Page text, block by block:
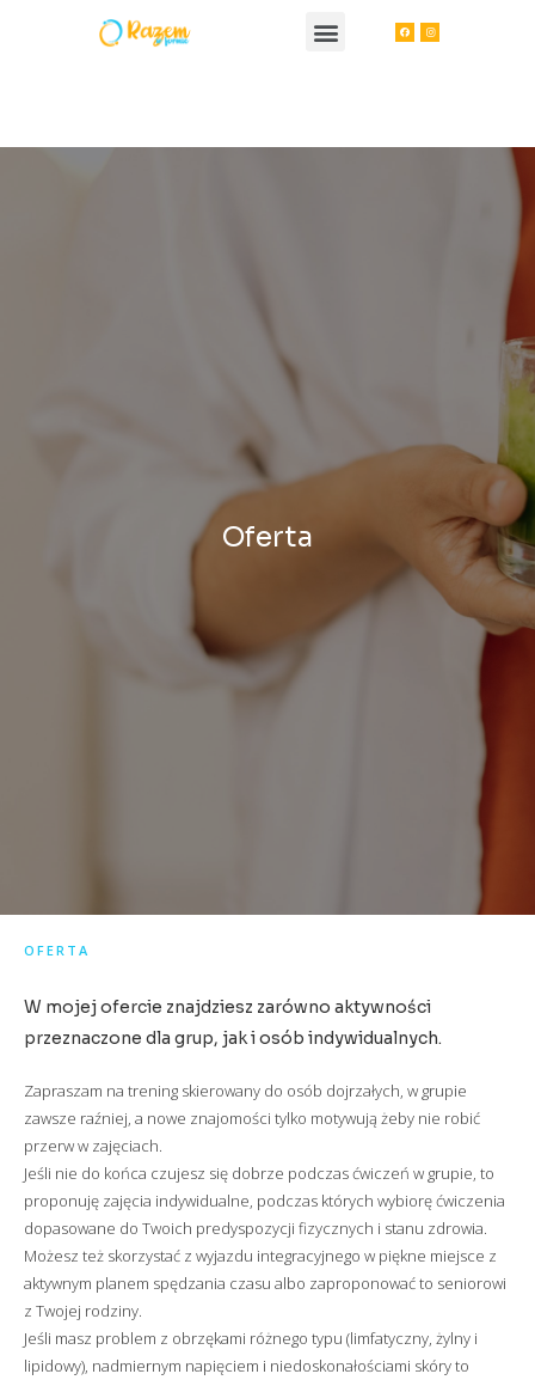
Oferta
OFERTA
W mojej ofercie znajdziesz zarówno aktywności
przeznaczone dla grup, jak i osób indywidualnych.
Zapraszam na trening skierowany do osób dojrzałych, w grupie
zawsze raźniej, a nowe znajomości tylko motywują żeby nie robić
przerw w zajęciach.
Jeśli nie do końca czujesz się dobrze podczas ćwiczeń w grupie, to
proponuję zajęcia indywidualne, podczas których wybiorę ćwiczenia
dopasowane do Twoich predyspozycji fizycznych i stanu zdrowia.
Możesz też skorzystać z wyjazdu integracyjnego w piękne miejsce z
aktywnym planem spędzania czasu albo zaproponować to seniorowi
z Twojej rodziny.
Jeśli masz problem z obrzękami różnego typu (limfatyczny, żylny i
lipidowy), nadmiernym napięciem i niedoskonałościami skóry to